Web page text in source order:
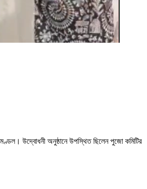
উদ্বোধনী অনুষ্ঠানে উপস্থিত ছিলেন পুজো কমিটির